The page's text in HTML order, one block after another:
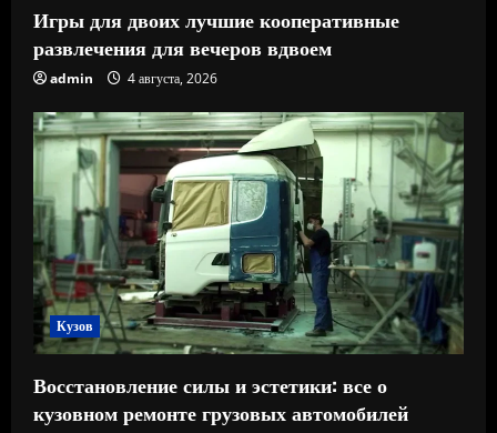
Игры для двоих лучшие кооперативные
развлечения для вечеров вдвоем
admin 4 августа, 2026
Кузов
Восстановление силы и эстетики: все о
кузовном ремонте грузовых автомобилей